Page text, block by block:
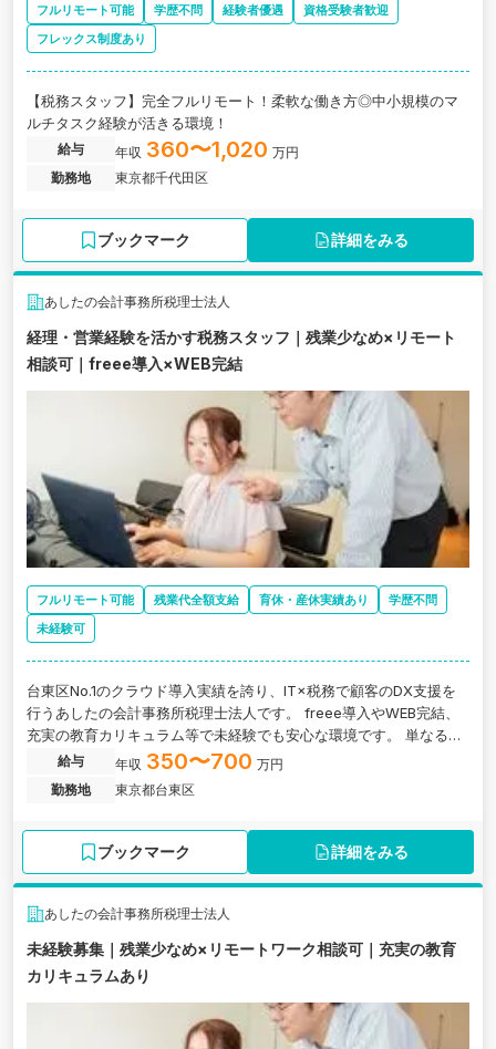
フルリモート可能 学歴不問 経験者優遇
資格受験者歓迎
フレックス制度あり
【税務スタッフ】完全フルリモート！柔軟な働き方◎中小規模のマ
ルチタスク経験が活きる環境！
給与 年収 360〜1,020 万円
勤務地
東京都千代田区
ブックマーク 詳細をみる
あしたの会計事務所税理士法人
経理・営業経験を活かす税務スタッフ｜残業少なめ×リモート
相談可｜freee導入×WEB完結
フルリモート可能 残業代全額支給 育休・産休実績あり
学歴不問
未経験可
台東区No.1のクラウド導入実績を誇り、IT×税務で顧客のDX支援を
行うあしたの会計事務所税理士法人です。 freee導入やWEB完結、
充実の教育カリキュラム等で未経験でも安心な環境です。 単なる入
力作業は自動化し、効率的な税務会計や巡回監査業務をお任せしま
す。
給与 年収 350〜700 万円
勤務地
東京都台東区
ブックマーク 詳細をみる
あしたの会計事務所税理士法人
未経験募集｜残業少なめ×リモートワーク相談可｜充実の教育
カリキュラムあり